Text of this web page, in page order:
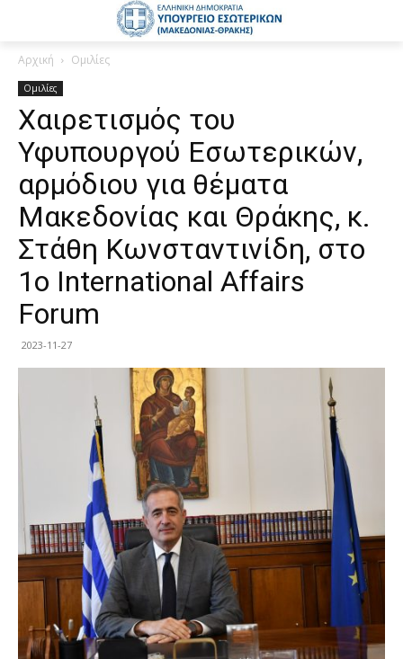
Αρχική Ομιλίες
Ομιλίες
Χαιρετισμός του
Υφυπουργού Εσωτερικών,
αρμόδιου για θέματα
Μακεδονίας και Θράκης, κ.
Στάθη Κωνσταντινίδη, στο
1ο International Affairs
Forum
2023-11-27